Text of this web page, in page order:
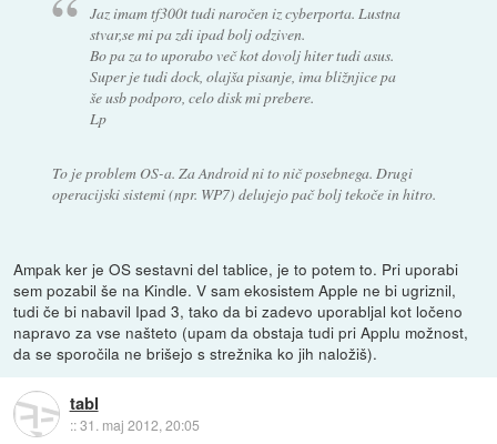
Jaz imam tf300t tudi naročen iz cyberporta. Lustna
stvar,se mi pa zdi ipad bolj odziven.
Bo pa za to uporabo več kot dovolj hiter tudi asus.
Super je tudi dock, olajša pisanje, ima bližnjice pa
še usb podporo, celo disk mi prebere.
Lp
To je problem OS-a. Za Android ni to nič posebnega. Drugi
operacijski sistemi (npr. WP7) delujejo pač bolj tekoče in hitro.
Ampak ker je OS sestavni del tablice, je to potem to. Pri uporabi
sem pozabil še na Kindle. V sam ekosistem Apple ne bi ugriznil,
tudi če bi nabavil Ipad 3, tako da bi zadevo uporabljal kot ločeno
napravo za vse našteto (upam da obstaja tudi pri Applu možnost,
da se sporočila ne brišejo s strežnika ko jih naložiš).
tabl
::31. maj 2012, 20:05